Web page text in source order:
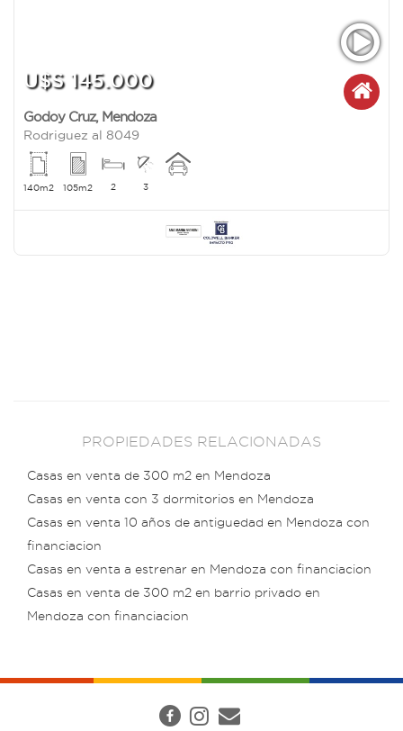
U$S 145.000
Godoy Cruz, Mendoza
Rodriguez al 8049
140m2 105m2 2 3
PROPIEDADES RELACIONADAS
Casas en venta de 300 m2 en Mendoza
Casas en venta con 3 dormitorios en Mendoza
Casas en venta 10 años de antiguedad en Mendoza con
financiacion
Casas en venta a estrenar en Mendoza con financiacion
Casas en venta de 300 m2 en barrio privado en
Mendoza con financiacion